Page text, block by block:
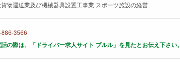
物運送業及び機械器具設置工事業 スポーツ施設の経営
3566
の際は、「ドライバー求人サイト ブルル」を見たとお伝え下さい。